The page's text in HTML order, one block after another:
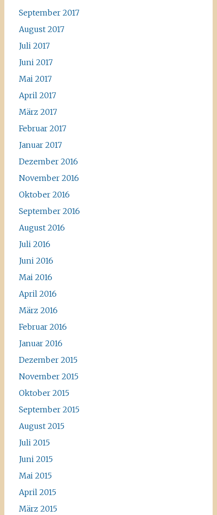
September 2017
August 2017
Juli 2017
Juni 2017
Mai 2017
April 2017
März 2017
Februar 2017
Januar 2017
Dezember 2016
November 2016
Oktober 2016
September 2016
August 2016
Juli 2016
Juni 2016
Mai 2016
April 2016
März 2016
Februar 2016
Januar 2016
Dezember 2015
November 2015
Oktober 2015
September 2015
August 2015
Juli 2015
Juni 2015
Mai 2015
April 2015
März 2015